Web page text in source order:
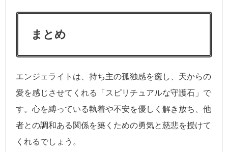
まとめ
エンジェライトは、持ち主の孤独感を癒し、天からの
愛を感じさせてくれる「スピリチュアルな守護石」で
す。心を縛っている執着や不安を優しく解き放ち、他
者との調和ある関係を築くための勇気と慈悲を授けて
くれるでしょう。